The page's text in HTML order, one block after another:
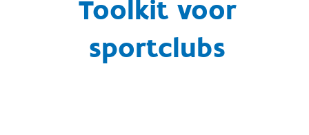
Toolkit voor
sportclubs